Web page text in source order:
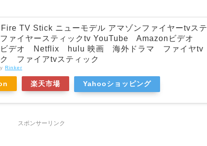
TV Stick ニューモデル アマゾンファイヤーtvステ
ァイヤースティックtv YouTube Amazonビデオ
ビデオ Netflix hulu 映画 海外ドラマ ファイヤtv
ファイアtvスティック
Rinker
楽天市場 Yahooショッピング
スポンサーリンク